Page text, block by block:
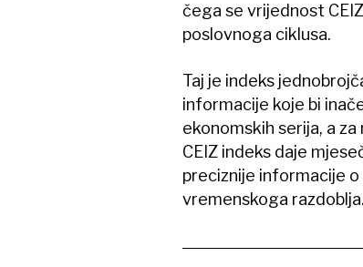
čega se vrijednost
poslovnoga ciklusa.
Taj je indeks
informacije koje bi
ekonomskih serija, a
CEIZ indeks daje
preciznije informacije
vremenskoga razdoblja.